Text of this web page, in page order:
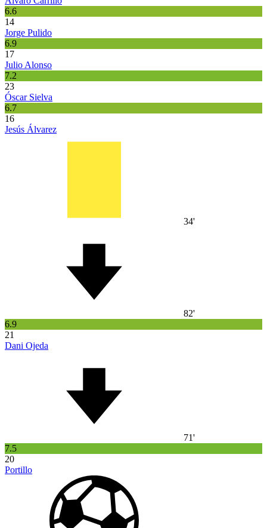
6.6
14
Jorge Pulido
6.9
17
Julio Alonso
7.2
23
Óscar Sielva
6.7
16
Jesús Álvarez
34'
82'
6.9
21
Dani Ojeda
71'
7.5
20
Portillo